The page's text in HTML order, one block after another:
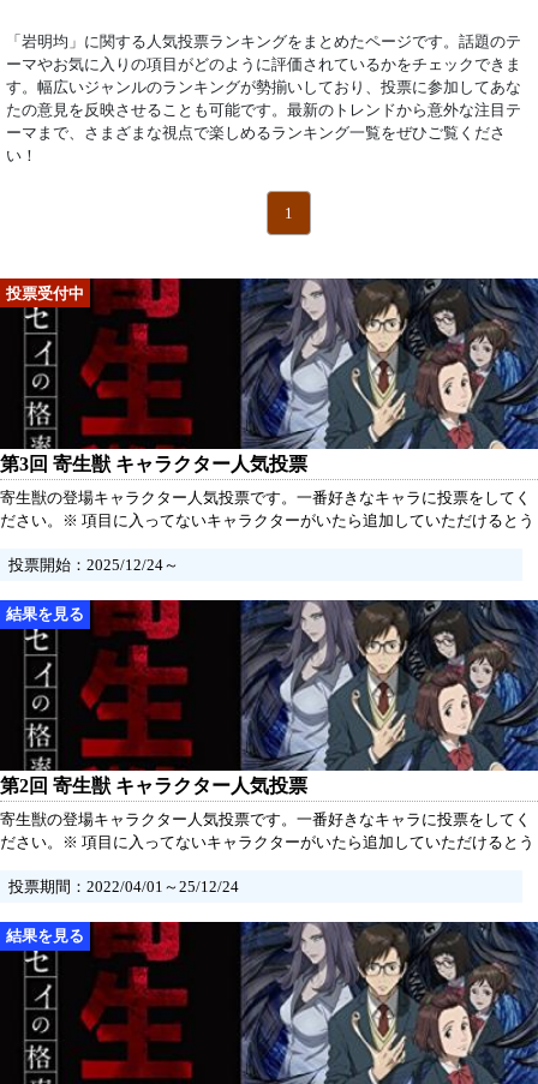
「岩明均」に関する人気投票ランキングをまとめたページです。話題のテ
ーマやお気に入りの項目がどのように評価されているかをチェックできま
す。幅広いジャンルのランキングが勢揃いしており、投票に参加してあな
たの意見を反映させることも可能です。最新のトレンドから意外な注目テ
ーマまで、さまざまな視点で楽しめるランキング一覧をぜひご覧くださ
い！
1
第3回 寄生獣 キャラクター人気投票
寄生獣の登場キャラクター人気投票です。一番好きなキャラに投票をしてく
ださい。※ 項目に入ってないキャラクターがいたら追加していただけるとう
投票開始：2025/12/24～
第2回 寄生獣 キャラクター人気投票
寄生獣の登場キャラクター人気投票です。一番好きなキャラに投票をしてく
ださい。※ 項目に入ってないキャラクターがいたら追加していただけるとう
投票期間：2022/04/01～25/12/24